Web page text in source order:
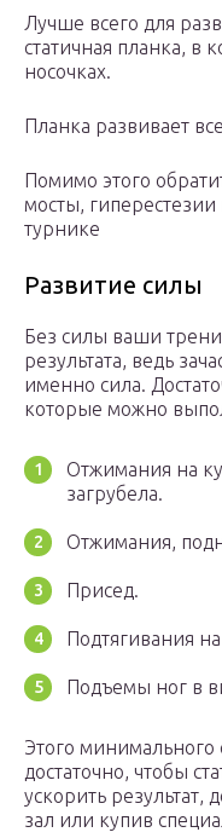
Лучше всего для
статичная планка, в
носочках.
Планка развивает
Помимо этого
мосты,
турнике
Развитие силы
Без силы ваши
результата, ведь
именно сила.
которые можно
Отжимания на
загрубела.
Отжимания,
Присед.
Подтягивания
Подъемы ног в
Этого минимального
достаточно, чтобы
ускорить
зал или купив